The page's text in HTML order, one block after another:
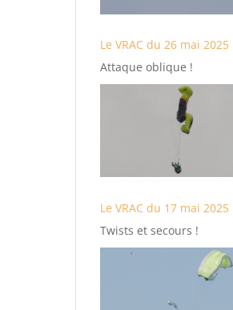
Le VRAC du 26 mai 2025
Attaque oblique !
Le VRAC du 17 mai 2025
Twists et secours !